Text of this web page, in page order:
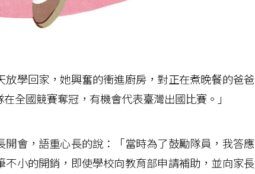
學回家，她興奮的衝進廚房，對正在煮晚餐的爸爸
全國競賽奪冠，有機會代表臺灣出國比賽。」
會，語重心長的說：「當時為了鼓勵隊員，我答應
小的開銷，即使學校向教育部申請補助，並向家長